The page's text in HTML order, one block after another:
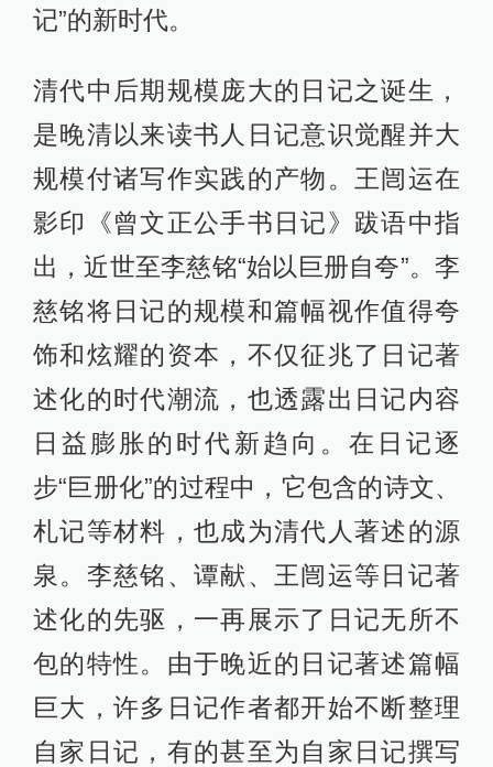
记”的新时代。
清代中后期规模庞大的日记之诞生，
是晚清以来读书人日记意识觉醒并大
规模付诸写作实践的产物。王闿运在
影印《曾文正公手书日记》跋语中指
出，近世至李慈铭“始以巨册自夸”。李
慈铭将日记的规模和篇幅视作值得夸
饰和炫耀的资本，不仅征兆了日记著
述化的时代潮流，也透露出日记内容
日益膨胀的时代新趋向。在日记逐
步“巨册化”的过程中，它包含的诗文、
札记等材料，也成为清代人著述的源
泉。李慈铭、谭献、王闿运等日记著
述化的先驱，一再展示了日记无所不
包的特性。由于晚近的日记著述篇幅
巨大，许多日记作者都开始不断整理
自家日记，有的甚至为自家日记撰写